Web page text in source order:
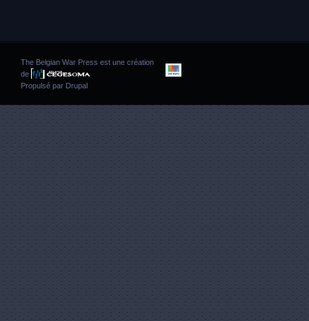
The Belgian War Press est une création
de
Propulsé par Drupal